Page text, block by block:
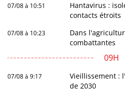
07/08 à 10:51
Hantavirus :
contacts étroits
07/08 à 10:23
Dans
combattantes
09H
07/08 à 9:17
Vieillissement :
de 2030